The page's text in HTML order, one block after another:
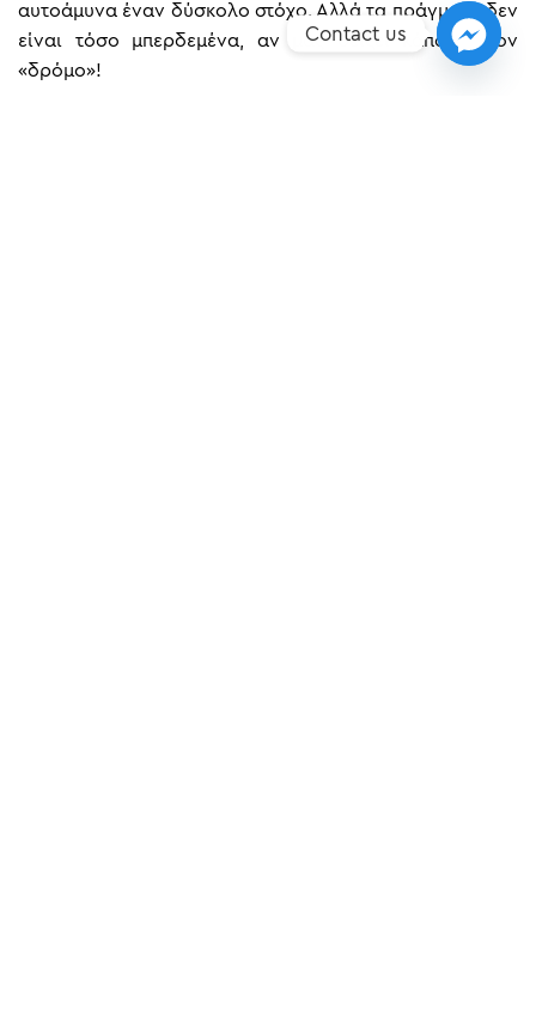
αυτοάμυνα έναν δύσκολο στόχο. Αλλά τα πράγματα δεν
είναι τόσο μπερδεμένα, αν μας δείξει κάποιος τον
«δρόμο»!
Contact us